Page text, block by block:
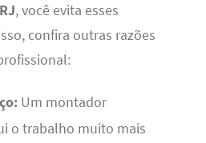
, você evita esses
confira outras razões
Um montador
o trabalho muito mais